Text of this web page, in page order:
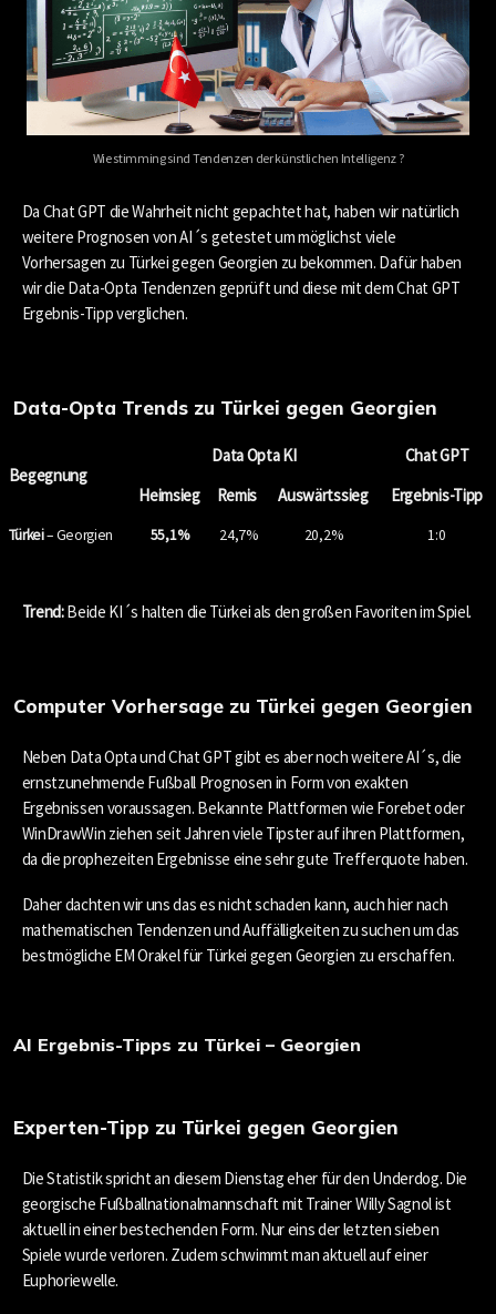
Wie stimming sind Tendenzen der künstlichen Intelligenz ?
Da Chat GPT die Wahrheit nicht gepachtet hat, haben wir natürlich
weitere Prognosen von AI´s getestet um möglichst viele
Vorhersagen zu Türkei gegen Georgien zu bekommen. Dafür haben
wir die Data-Opta Tendenzen geprüft und diese mit dem Chat GPT
Ergebnis-Tipp verglichen.
Data-Opta Trends zu Türkei gegen Georgien
Begegnung
Data Opta KI
Chat GPT
Heimsieg
Remis Auswärtssieg Ergebnis-Tipp
Türkei– Georgien 55,1% 24,7% 20,2% 1:0
Trend:Beide KI´s halten die Türkei als den großen Favoriten im Spiel.
Computer Vorhersage zu Türkei gegen Georgien
Neben Data Opta und Chat GPT gibt es aber noch weitere AI´s, die
ernstzunehmende Fußball Prognosen in Form von exakten
Ergebnissen voraussagen. Bekannte Plattformen wie Forebet oder
WinDrawWin ziehen seit Jahren viele Tipster auf ihren Plattformen,
da die prophezeiten Ergebnisse eine sehr gute Trefferquote haben.
Daher dachten wir uns das es nicht schaden kann, auch hier nach
mathematischen Tendenzen und Auffälligkeiten zu suchen um das
bestmögliche EM Orakel für Türkei gegen Georgien zu erschaffen.
AI Ergebnis-Tipps zu Türkei – Georgien
Experten-Tipp zu Türkei gegen Georgien
Die Statistik spricht an diesem Dienstag eher für den Underdog. Die
georgische Fußballnationalmannschaft mit Trainer Willy Sagnol ist
aktuell in einer bestechenden Form. Nur eins der letzten sieben
Spiele wurde verloren. Zudem schwimmt man aktuell auf einer
Euphoriewelle.